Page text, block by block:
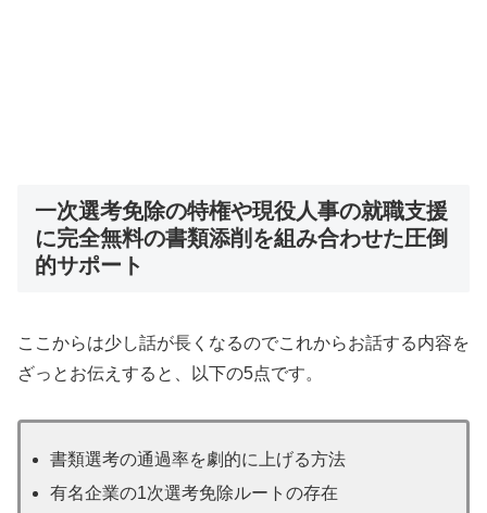
一次選考免除の特権や現役人事の就職支援
に完全無料の書類添削を組み合わせた圧倒
的サポート
ここからは少し話が長くなるのでこれからお話する内容を
ざっとお伝えすると、以下の5点です。
書類選考の通過率を劇的に上げる方法
有名企業の1次選考免除ルートの存在